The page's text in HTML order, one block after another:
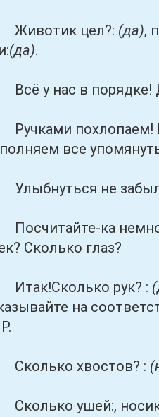
цел?: (да),
(да).
у нас в порядке!
похлопаем!
все
не
ка
Сколько глаз?
рук? :
на
хвостов? :
ушей:,